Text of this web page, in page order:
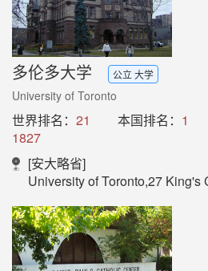
多伦多大学 公立 大学
University of Toronto
世界排名： 21 本国排名： 1
1827
[安大略省]
University of Toronto,27 King's College Circle,Toronto,